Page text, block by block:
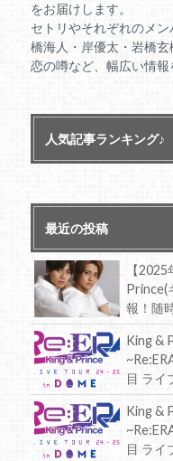
をお届けします。
セトリやそれぞれのメ
橋海人・岸優太・岩橋
恋の噂など、幅広い情報
人気記事ランキング♪
最近の投稿
【
Prince(
報！随
King &
目 ライ
King &
目 ライ